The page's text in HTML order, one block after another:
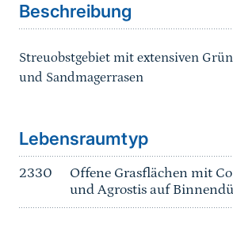
Beschreibung
Streuobstgebiet mit extensiven
und Sandmagerrasen
Lebensraumtyp
2330
Offene Grasflächen mit
und Agrostis auf